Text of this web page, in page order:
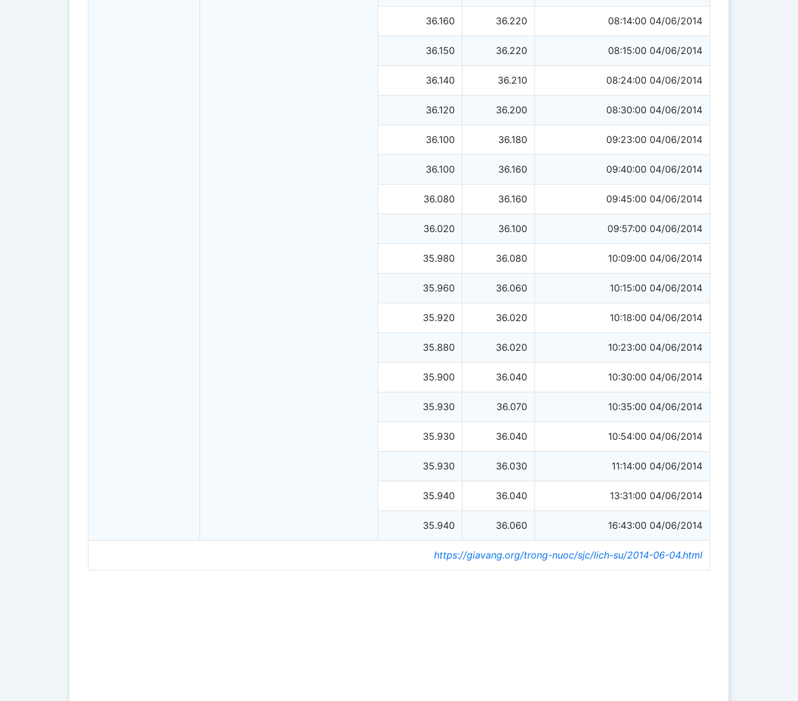
36.160 36.220 08:14:00 04/06/2014
36.150 36.220 08:15:00 04/06/2014
36.140 36.210 08:24:00 04/06/2014
36.120 36.200 08:30:00 04/06/2014
36.100 36.180 09:23:00 04/06/2014
36.100 36.160 09:40:00 04/06/2014
36.080 36.160 09:45:00 04/06/2014
36.020 36.100 09:57:00 04/06/2014
35.980 36.080 10:09:00 04/06/2014
35.960 36.060 10:15:00 04/06/2014
35.920 36.020 10:18:00 04/06/2014
35.880 36.020 10:23:00 04/06/2014
35.900 36.040 10:30:00 04/06/2014
35.930 36.070 10:35:00 04/06/2014
35.930 36.040 10:54:00 04/06/2014
35.930 36.030 11:14:00 04/06/2014
35.940 36.040 13:31:00 04/06/2014
35.940 36.060 16:43:00 04/06/2014
https://giavang.org/trong-nuoc/sjc/lich-su/2014-06-04.html